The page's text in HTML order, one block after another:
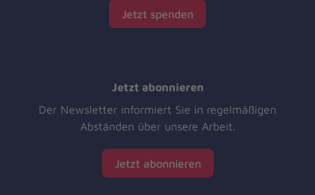
Jetzt spenden
Jetzt abonnieren
Der Newsletter informiert Sie in regelmäßigen
Abständen über unsere Arbeit.
Jetzt abonnieren